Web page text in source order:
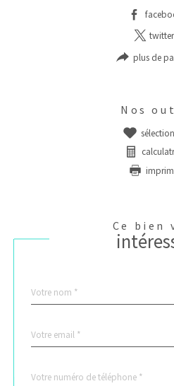
twitter
plus de
Nos
Ce bien
par
*
*
*